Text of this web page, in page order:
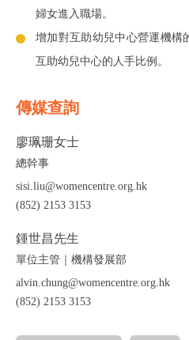
婦女進入職場。
增加對互助幼兒中心營運機構
互助幼兒中心的人手比例。
傳媒查詢
廖珮珊女士
總幹事
sisi.liu@womencentre.org.hk
(852) 2153 3153
鍾世昌先生
單位主管｜機構發展部
alvin.chung@womencentre.org.hk
(852) 2153 3153